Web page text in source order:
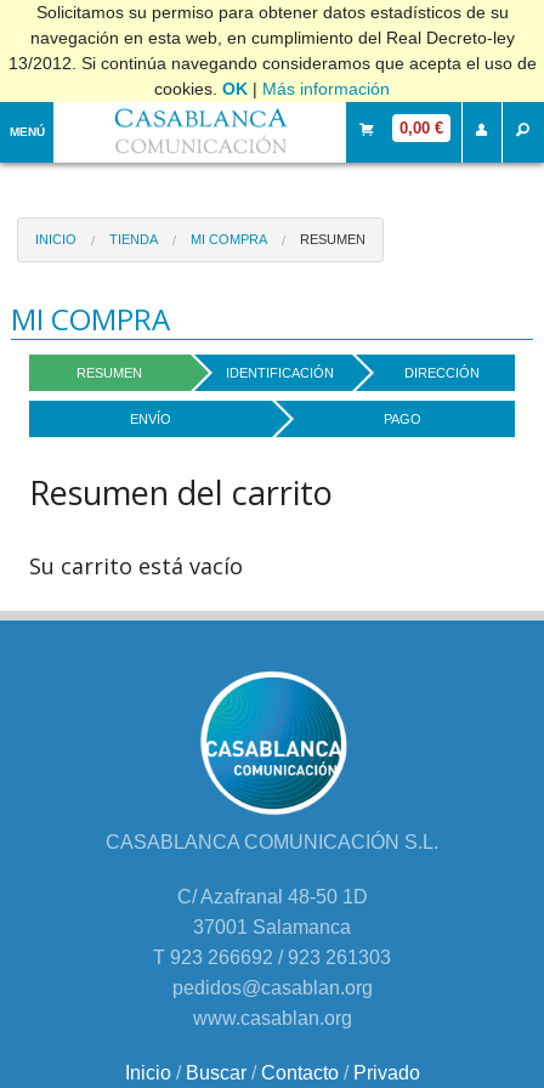
Solicitamos su permiso para obtener datos estadísticos de su
navegación en esta web, en cumplimiento del Real Decreto-ley
13/2012. Si continúa navegando consideramos que acepta el uso de
cookies. OK | Más información
MENÚ 0,00 €
INICIO TIENDA MI COMPRA RESUMEN
MI COMPRA
RESUMEN IDENTIFICACIÓN DIRECCIÓN
ENVÍO PAGO
Resumen del carrito
Su carrito está vacío
CASABLANCA COMUNICACIÓN S.L.
C/ Azafranal 48-50 1D
37001 Salamanca
T 923 266692 / 923 261303
pedidos@casablan.org
www.casablan.org
Inicio/ Buscar/Contacto/ Privado